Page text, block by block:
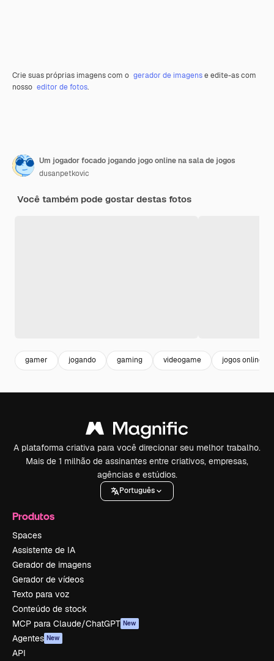
Crie suas próprias imagens com o gerador de imagense edite-as com
nosso editor de fotos.
Um jogador focado jogando jogo online na sala de jogos
dusanpetkovic
Você também pode gostar destas fotos
gamer jogando gaming videogame jogos online
A plataforma criativa para você direcionar seu melhor trabalho.
Mais de 1 milhão de assinantes entre criativos, empresas,
agências e estúdios.
Português
Produtos
Spaces
Assistente de IA
Gerador de imagens
Gerador de vídeos
Texto para voz
Conteúdo de stock
MCP para Claude/ChatGPT New
Agentes New
API